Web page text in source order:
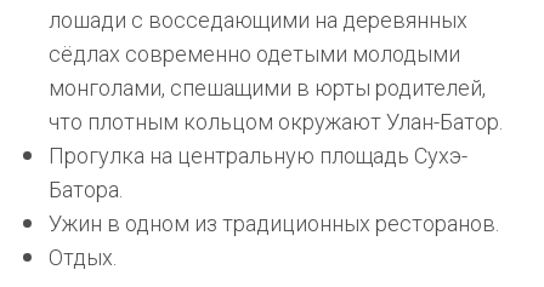
лошади с восседающими на деревянных
сёдлах современно одетыми молодыми
монголами, спешащими в юрты родителей,
что плотным кольцом окружают Улан-Батор.
Прогулка на центральную площадь Сухэ-
Батора.
Ужин в одном из традиционных ресторанов.
Отдых.